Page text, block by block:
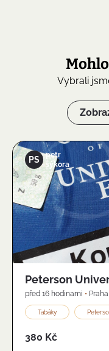
Vybrali
PS
petr
sýkora
Peterson
před 16 hodinami •
Tabáky
380 Kč